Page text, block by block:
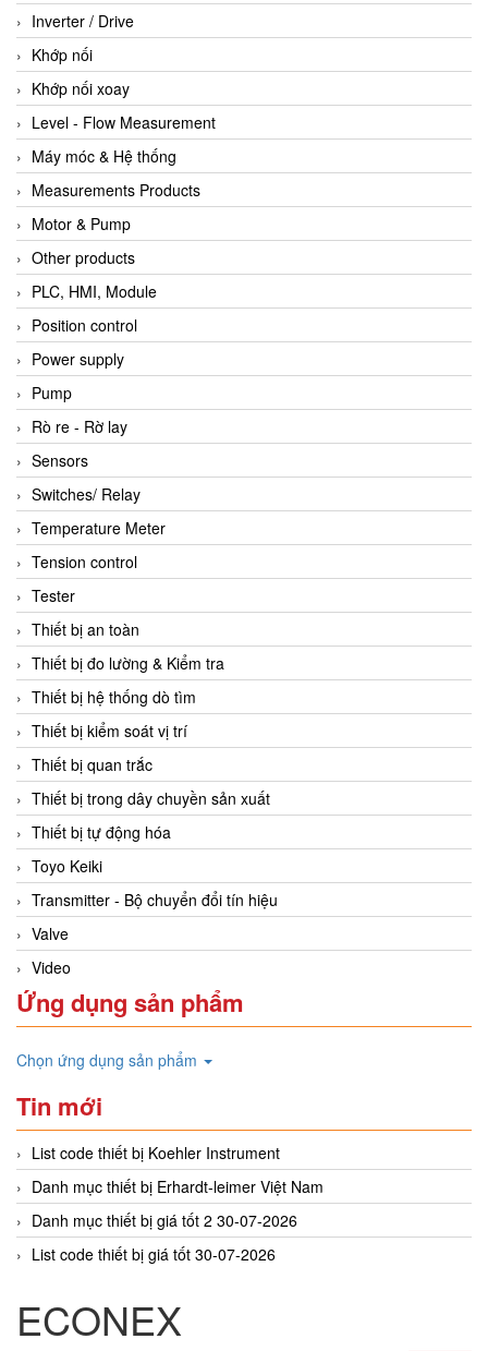
Inverter / Drive
Khớp nối
Khớp nối xoay
Level - Flow Measurement
Máy móc & Hệ thống
Measurements Products
Motor & Pump
Other products
PLC, HMI, Module
Position control
Power supply
Pump
Rò re - Rờ lay
Sensors
Switches/ Relay
Temperature Meter
Tension control
Tester
Thiết bị an toàn
Thiết bị đo lường & Kiểm tra
Thiết bị hệ thống dò tìm
Thiết bị kiểm soát vị trí
Thiết bị quan trắc
Thiết bị trong dây chuyền sản xuất
Thiết bị tự động hóa
Toyo Keiki
Transmitter - Bộ chuyển đổi tín hiệu
Valve
Video
Ứng dụng sản phẩm
Chọn ứng dụng sản phẩm
Tin mới
List code thiết bị Koehler Instrument
Danh mục thiết bị Erhardt-leimer Việt Nam
Danh mục thiết bị giá tốt 2 30-07-2026
List code thiết bị giá tốt 30-07-2026
ECONEX